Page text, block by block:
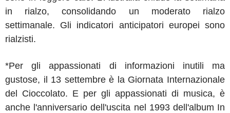
in rialzo, consolidando un moderato rialzo
settimanale. Gli indicatori anticipatori europei sono
rialzisti.
*Per gli appassionati di informazioni inutili ma
gustose, il 13 settembre è la Giornata Internazionale
del Cioccolato. E per gli appassionati di musica, è
anche l'anniversario dell'uscita nel 1993 dell'album In